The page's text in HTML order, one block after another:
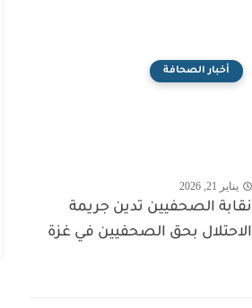
أخبار الصحافة
يناير 21, 2026
نقابة الصحفيين تدين جريمة
الاحتلال بحق الصحفيين في غزة